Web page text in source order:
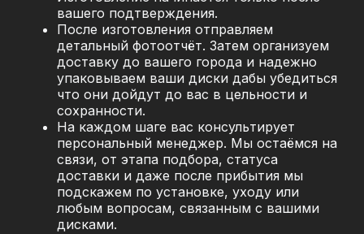
вашего подтверждения.
После изготовления отправляем
детальный фотоотчёт. Затем организуем
доставку до вашего города и надежно
упаковываем ваши диски дабы убедиться
что они дойдут до вас в цельности и
сохранности.
На каждом шаге вас консультирует
персональный менеджер. Мы остаёмся на
связи, от этапа подбора, статуса
доставки и даже после прибытия мы
подскажем по установке, уходу или
любым вопросам, связанным с вашими
дисками.